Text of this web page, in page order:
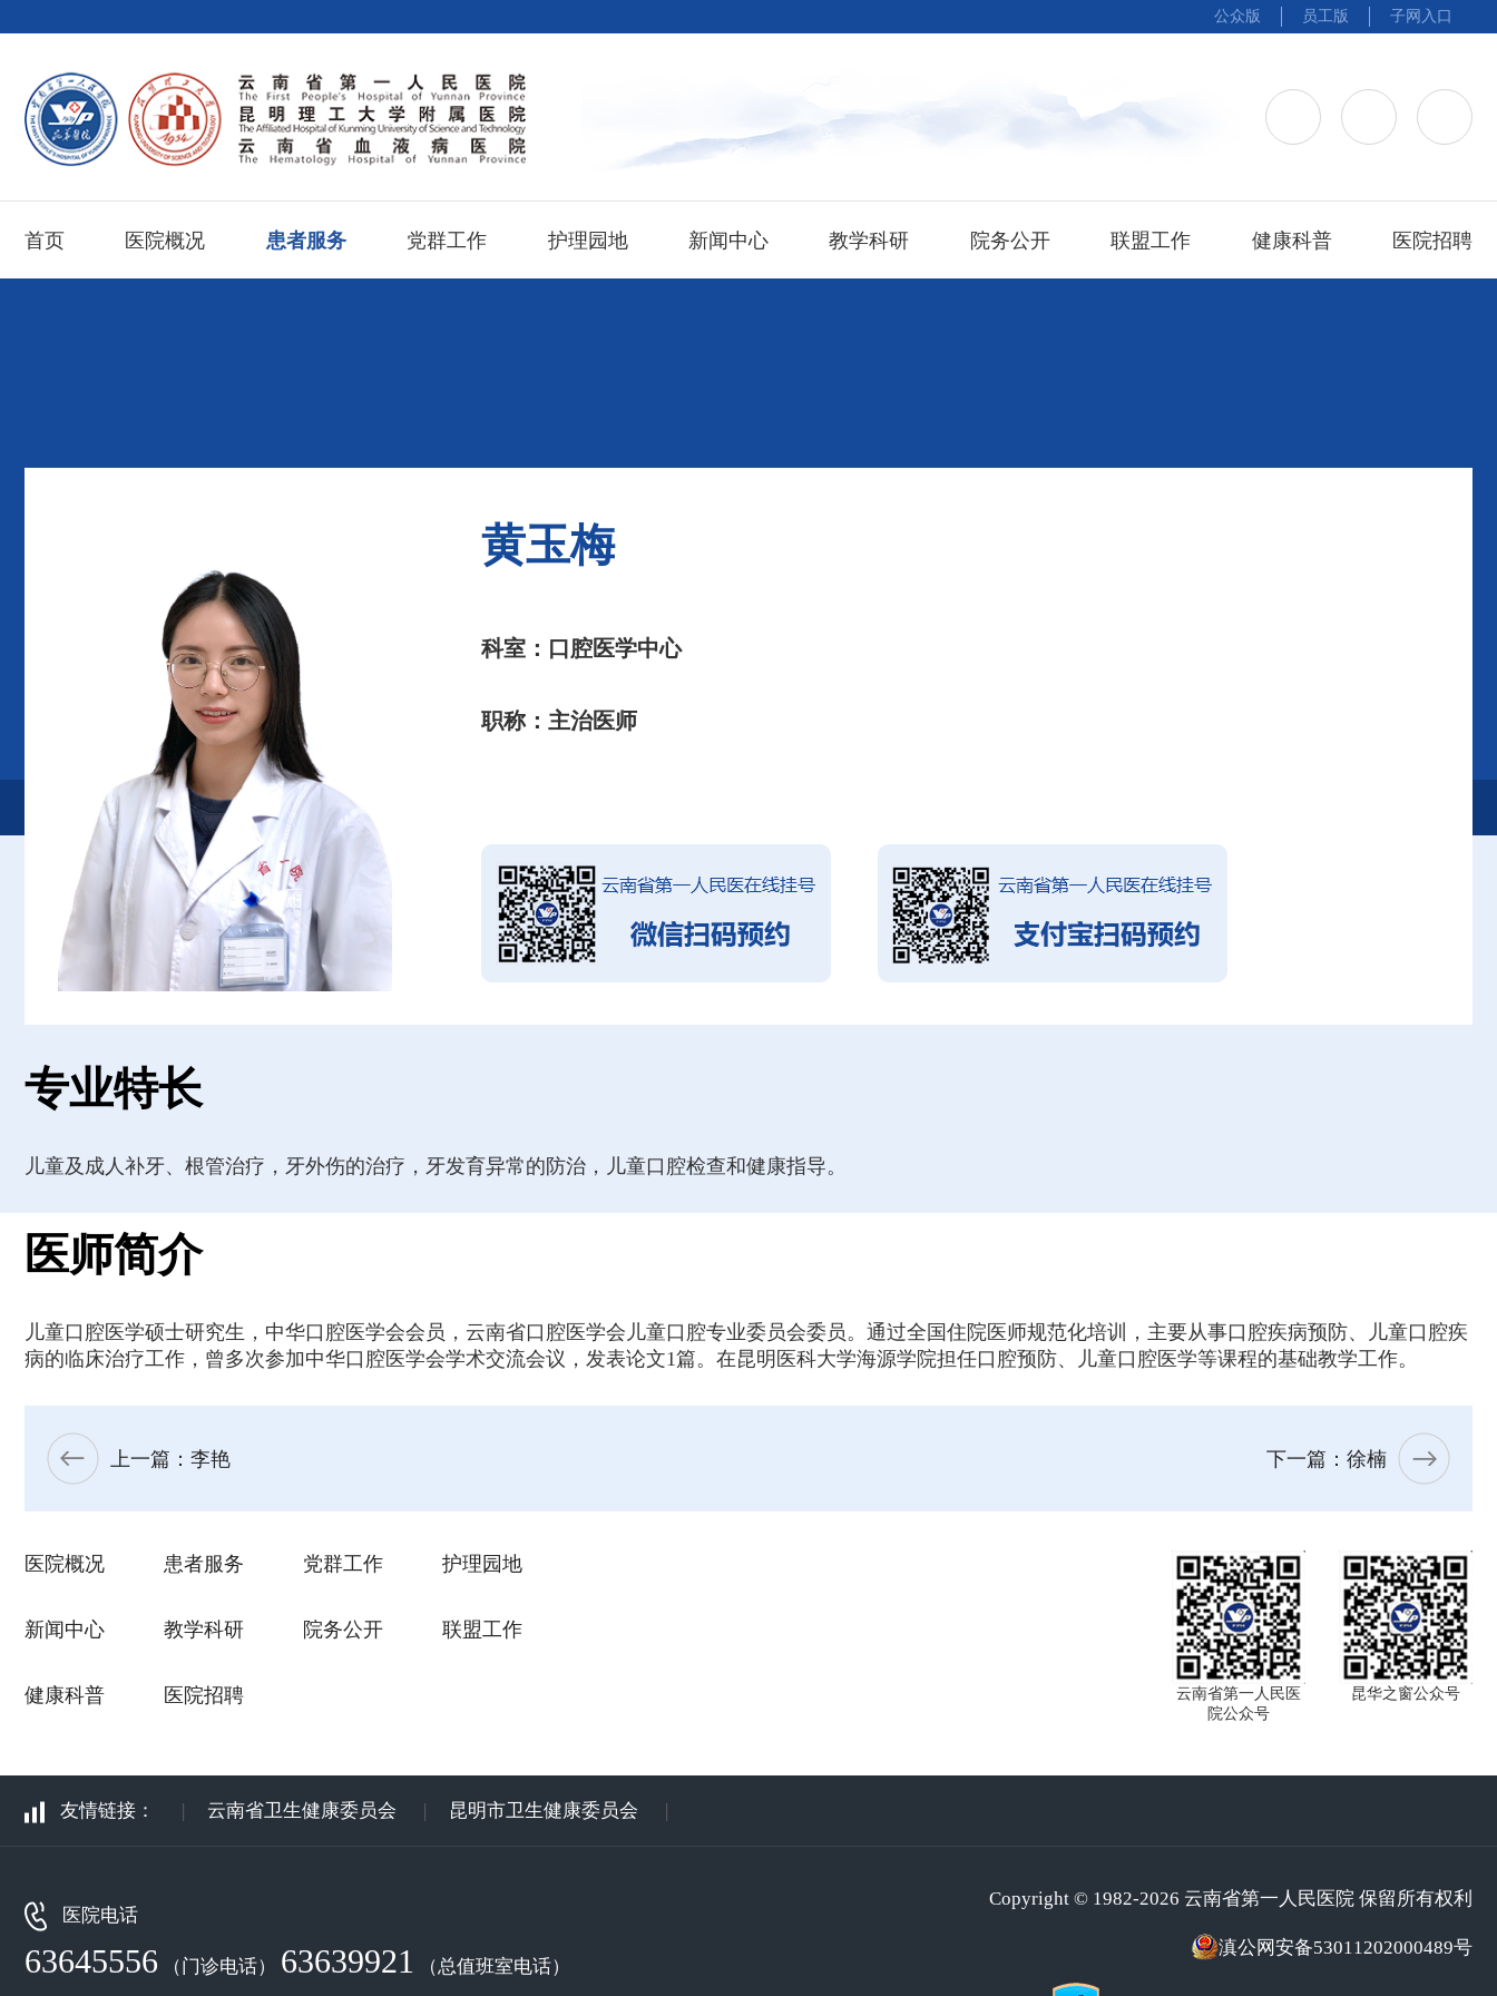
公众版 员工版 子网入口
首页 医院概况 患者服务 党群工作 护理园地 新闻中心 教学科研 院务公开 联盟工作 健康科普 医院招聘
患者服务 就诊服务 专家介绍 口腔医学中心
黄玉梅
科室：口腔医学中心
职称：主治医师
专业特长
儿童及成人补牙、根管治疗，牙外伤的治疗，牙发育异常的防治，儿童口腔检查和健康指导。
医师简介
儿童口腔医学硕士研究生，中华口腔医学会会员，云南省口腔医学会儿童口腔专业委员会委员。通过全国住院医师规范化培训，主要从事口腔疾病预防、儿童口腔疾
病的临床治疗工作，曾多次参加中华口腔医学会学术交流会议，发表论文1篇。在昆明医科大学海源学院担任口腔预防、儿童口腔医学等课程的基础教学工作。
上一篇：李艳 下一篇：徐楠
医院概况 患者服务 党群工作 护理园地
新闻中心 教学科研 院务公开 联盟工作
健康科普 医院招聘
云南省第一人民医
院公众号
昆华之窗公众号
友情链接： | 云南省卫生健康委员会 | 昆明市卫生健康委员会 |
医院电话
63645556 （门诊电话） 63639921 （总值班室电话）
Copyright © 1982-2026 云南省第一人民医院 保留所有权利
滇公网安备53011202000489号